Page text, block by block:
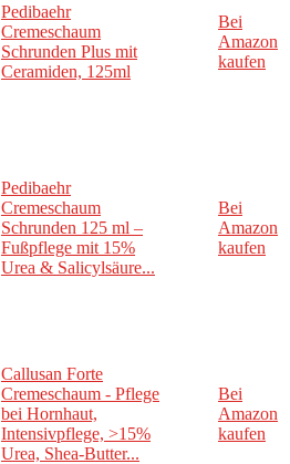
Pedibaehr
Cremeschaum
Schrunden Plus mit
Ceramiden, 125ml
Bei
Amazon
kaufen
Pedibaehr
Cremeschaum
Schrunden 125 ml –
Fußpflege mit 15%
Urea & Salicylsäure...
Bei
Amazon
kaufen
Callusan Forte
Cremeschaum - Pflege
bei Hornhaut,
Intensivpflege, >15%
Urea, Shea-Butter...
Bei
Amazon
kaufen